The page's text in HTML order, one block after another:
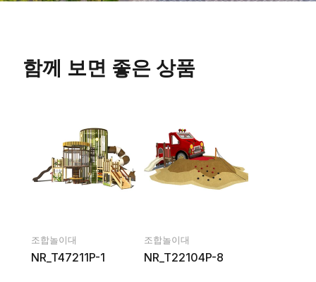
함께 보면 좋은 상품
조합놀이대
NR_T47211P-1
조합놀이대
NR_T22104P-8